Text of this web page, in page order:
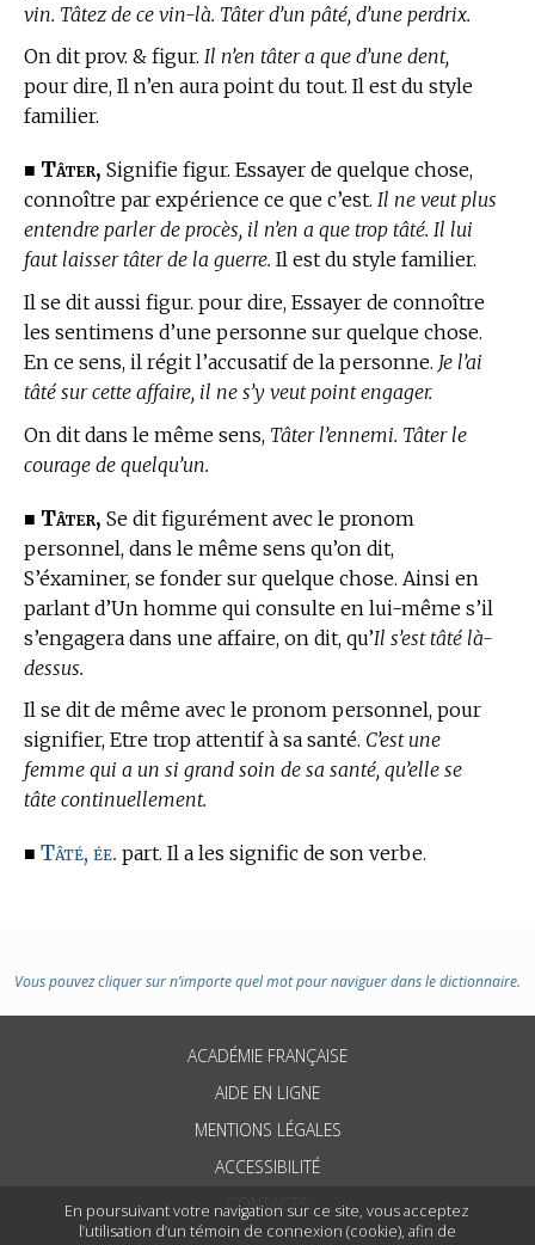
En poursuivant votre navigation sur ce site, vous acceptez
l’utilisation d’un témoin de connexion (cookie), afin de
vin. Tâtez de ce vin-là. Tâter d’un pâté, d’une perdrix.
On dit prov. & figur. Il n’en tâter a que d’une dent,
pour dire, Il n’en aura point du tout. Il est du style
familier.
■ Tâter, Signifie figur. Essayer de quelque chose,
connoître par expérience ce que c’est. Il ne veut plus
entendre parler de procès, il n’en a que trop tâté. Il lui
faut laisser tâter de la guerre. Il est du style familier.
Il se dit aussi figur. pour dire, Essayer de connoître
les sentimens d’une personne sur quelque chose.
En ce sens, il régit l’accusatif de la personne. Je l’ai
tâté sur cette affaire, il ne s’y veut point engager.
On dit dans le même sens, Tâter l’ennemi. Tâter le
courage de quelqu’un.
■ Tâter, Se dit figurément avec le pronom
personnel, dans le même sens qu’on dit,
S’éxaminer, se fonder sur quelque chose. Ainsi en
parlant d’Un homme qui consulte en lui-même s’il
s’engagera dans une affaire, on dit, qu’Il s’est tâté là-
dessus.
Il se dit de même avec le pronom personnel, pour
signifier, Etre trop attentif à sa santé. C’est une
femme qui a un si grand soin de sa santé, qu’elle se
tâte continuellement.
■ Tâté, ée. part. Il a les signific de son verbe.
Vous pouvez cliquer sur n’importe quel mot pour naviguer dans le dictionnaire.
ACADÉMIE FRANÇAISE
AIDE EN LIGNE
MENTIONS LÉGALES
ACCESSIBILITÉ
CONTACTS